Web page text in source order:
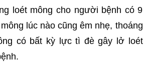
loét mông cho người bệnh có 9
lúc nào cũng êm nhẹ, thoáng
có bất kỳ lực tì đè gây lở loét